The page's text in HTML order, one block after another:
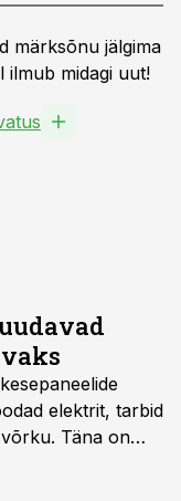
märksõnu jälgima
ilmub midagi uut!
elektrit, tarbid
Täna on